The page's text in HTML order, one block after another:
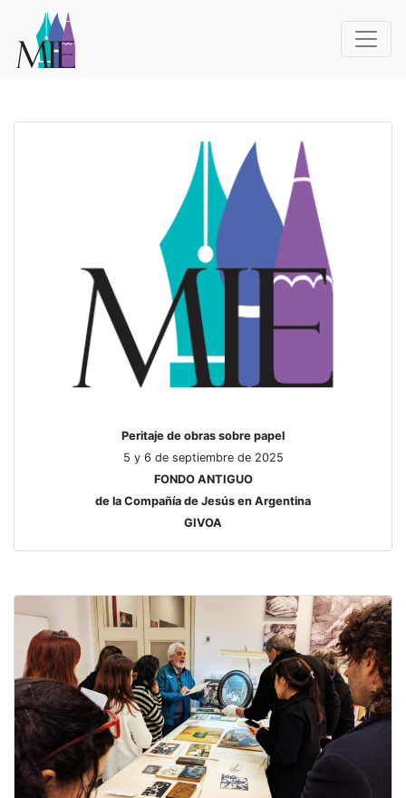
Peritaje de obras sobre papel
5 y 6 de septiembre de 2025
FONDO ANTIGUO
de la Compañía de Jesús en Argentina
GIVOA